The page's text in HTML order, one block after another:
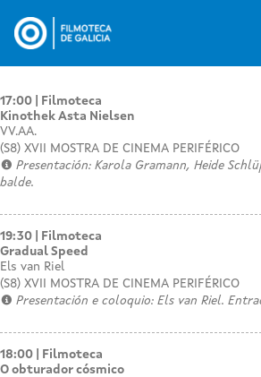
contido
17:00
Filmoteca
Kinothek Asta Nielsen
VV.AA.
(S8) XVII MOSTRA DE CINEMA PERIFÉRICO
Presentación: Karola Gramann, Heide
balde.
19:30
Filmoteca
Gradual Speed
Els van Riel
(S8) XVII MOSTRA DE CINEMA PERIFÉRICO
Presentación e coloquio: Els van Riel.
18:00
Filmoteca
O obturador cósmico